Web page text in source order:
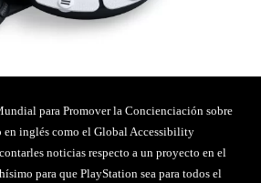
para Promover la Concienciación sobre
inglés como el Global Accessibility
noticias respecto a un proyecto en el
para que PlayStation sea para todos el